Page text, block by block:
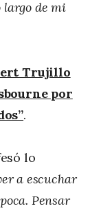
de mi
Trujillo
por
.
lo
a escuchar
Pensar